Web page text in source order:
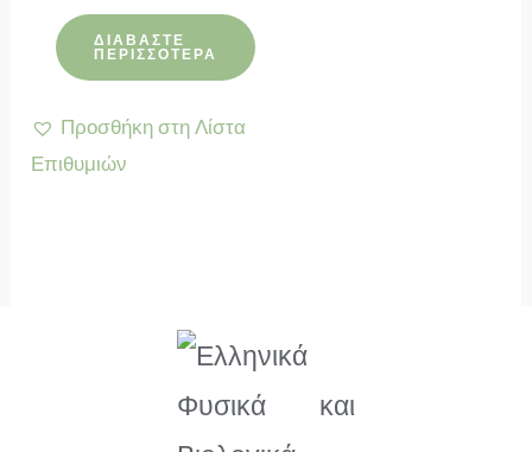
4.91
από 5ΔΙΑΒΆΣΤΕ
ΠΕΡΙΣΣΌΤΕΡΑ
Προσθήκη στη Λίστα
Επιθυμιών